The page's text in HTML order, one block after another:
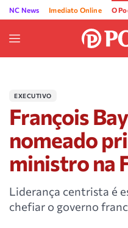
NC News Imediato Online O
EXECUTIVO
François
nomeado
ministro na
Liderança centrista é
chefiar o governo